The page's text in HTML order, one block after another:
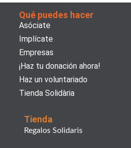
Qué puedes hacer
Asóciate
Implícate
Empresas
¡Haz tu donación ahora!
Haz un voluntariado
Tienda Solidària
Tienda
Regalos Solidaris